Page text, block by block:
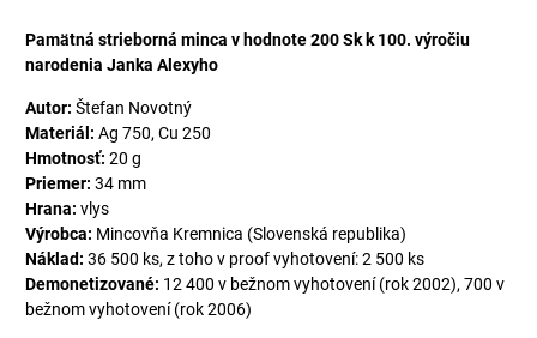
Pamätná strieborná minca v hodnote 200 Sk k 100. výročiu
narodenia Janka Alexyho
Autor: Štefan Novotný
Materiál: Ag 750, Cu 250
Hmotnosť: 20 g
Priemer: 34 mm
Hrana: vlys
Výrobca: Mincovňa Kremnica (Slovenská republika)
Náklad: 36 500 ks, z toho v proof vyhotovení: 2 500 ks
Demonetizované: 12 400 v bežnom vyhotovení (rok 2002), 700 v
bežnom vyhotovení (rok 2006)